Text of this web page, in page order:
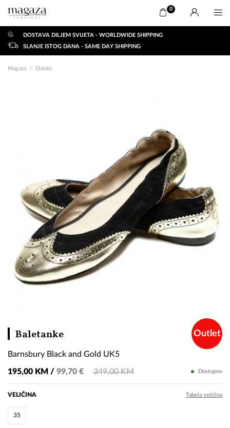
0
DOSTAVA DILJEM SVIJETA - WORLDWIDE SHIPPING
SLANJE ISTOG DANA - SAME DAY SHIPPING
Magaza Ostalo
BaletankeBarnsbury
and
Gold
UK5
Outlet
Barnsbury Black and Gold UK5
195,00 KM / 99,70 € 349,00 KM Dostupno
VELIČINA Tabela veličina
35